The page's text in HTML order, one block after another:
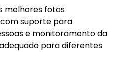
melhores fotos
com suporte para
e monitoramento da
para diferentes